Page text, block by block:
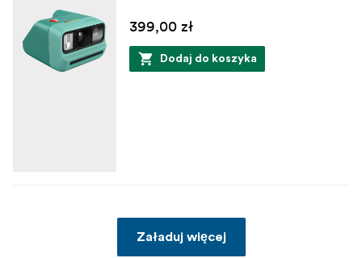
399,00 zł
Dodaj do koszyka
Załaduj więcej